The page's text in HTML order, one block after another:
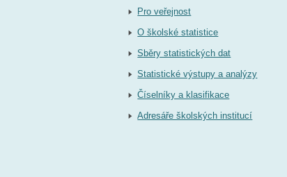
Pro veřejnost
O školské statistice
Sběry statistických dat
Statistické výstupy a analýzy
Číselníky a klasifikace
Adresáře školských institucí